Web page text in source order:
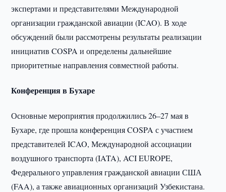
экспертами и представителями Международной
организации гражданской авиации (ICAO). В ходе
обсуждений были рассмотрены результаты реализации
инициатив COSPA и определены дальнейшие
приоритетные направления совместной работы.
Конференция в Бухаре
Основные мероприятия продолжились 26–27 мая в
Бухаре, где прошла конференция COSPA с участием
представителей ICAO, Международной ассоциации
воздушного транспорта (IATA), ACI EUROPE,
Федерального управления гражданской авиации США
(FAA), а также авиационных организаций Узбекистана.